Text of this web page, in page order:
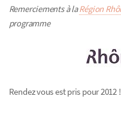
Remerciements à laRégion
programme
Rendez vous est pris pour 2012 !